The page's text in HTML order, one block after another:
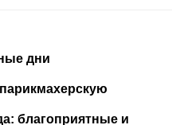
дни
благоприятные и